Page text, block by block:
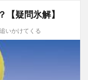
【疑問氷解】
追いかけてくる